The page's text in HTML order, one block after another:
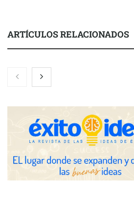
ARTÍCULOS RELACIONADOS
Nicols presenta seis modelos de anillos
eclipse solar del 12 de agosto
Zoomex mejora su Strategy Center con
avanzadas para trading estratégico
COMPALISS de LYSOTRIC: cuando
las posibilidades del salón profesional